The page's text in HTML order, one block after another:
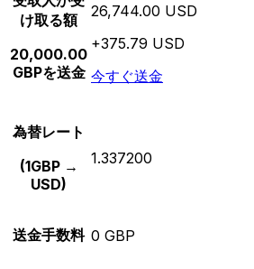
け取る額
20,000.00
GBPを送金
26,744.00 USD
+375.79 USD
今すぐ送金
為替レート
(1GBP →
USD)
1.337200
送金手数料 0 GBP